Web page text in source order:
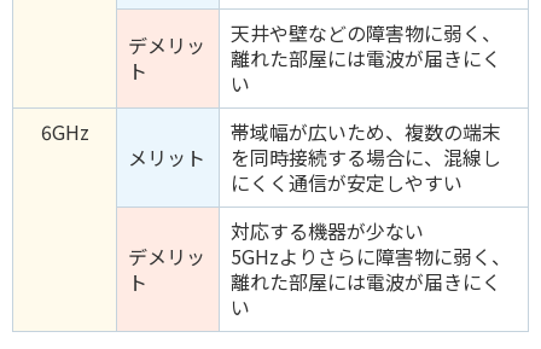
デメリッ
ト
天井や壁などの障害物に弱く、
離れた部屋には電波が届きにく
い
6GHz
メリット
帯域幅が広いため、複数の端末
を同時接続する場合に、混線し
にくく通信が安定しやすい
デメリッ
ト
対応する機器が少ない
5GHzよりさらに障害物に弱く、
離れた部屋には電波が届きにく
い